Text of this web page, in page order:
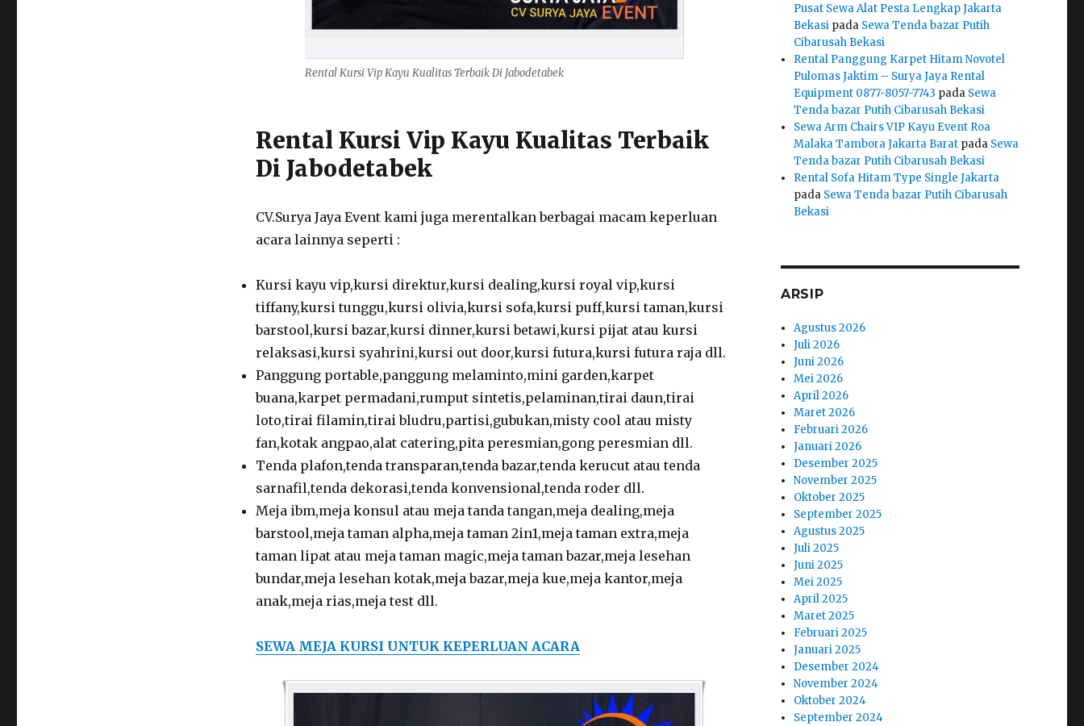
Rental Kursi Vip Kayu Kualitas Terbaik Di Jabodetabek
Rental Kursi Vip Kayu Kualitas Terbaik
Di Jabodetabek
CV.Surya Jaya Event kami juga merentalkan berbagai macam keperluan
acara lainnya seperti :
Kursi kayu vip,kursi direktur,kursi dealing,kursi royal vip,kursi
tiffany,kursi tunggu,kursi olivia,kursi sofa,kursi puff,kursi taman,kursi
barstool,kursi bazar,kursi dinner,kursi betawi,kursi pijat atau kursi
relaksasi,kursi syahrini,kursi out door,kursi futura,kursi futura raja dll.
Panggung portable,panggung melaminto,mini garden,karpet
buana,karpet permadani,rumput sintetis,pelaminan,tirai daun,tirai
loto,tirai filamin,tirai bludru,partisi,gubukan,misty cool atau misty
fan,kotak angpao,alat catering,pita peresmian,gong peresmian dll.
Tenda plafon,tenda transparan,tenda bazar,tenda kerucut atau tenda
sarnafil,tenda dekorasi,tenda konvensional,tenda roder dll.
Meja ibm,meja konsul atau meja tanda tangan,meja dealing,meja
barstool,meja taman alpha,meja taman 2in1,meja taman extra,meja
taman lipat atau meja taman magic,meja taman bazar,meja lesehan
bundar,meja lesehan kotak,meja bazar,meja kue,meja kantor,meja
anak,meja rias,meja test dll.
SEWA MEJA KURSI UNTUK KEPERLUAN ACARA
Pusat Sewa Alat Pesta Lengkap Jakarta
Bekasi pada Sewa Tenda bazar Putih
Cibarusah Bekasi
Rental Panggung Karpet Hitam Novotel
Pulomas Jaktim – Surya Jaya Rental
Equipment 0877-8057-7743 pada Sewa
Tenda bazar Putih Cibarusah Bekasi
Sewa Arm Chairs VIP Kayu Event Roa
Malaka Tambora Jakarta Barat pada Sewa
Tenda bazar Putih Cibarusah Bekasi
Rental Sofa Hitam Type Single Jakarta
pada Sewa Tenda bazar Putih Cibarusah
Bekasi
ARSIP
Agustus 2026
Juli 2026
Juni 2026
Mei 2026
April 2026
Maret 2026
Februari 2026
Januari 2026
Desember 2025
November 2025
Oktober 2025
September 2025
Agustus 2025
Juli 2025
Juni 2025
Mei 2025
April 2025
Maret 2025
Februari 2025
Januari 2025
Desember 2024
November 2024
Oktober 2024
September 2024